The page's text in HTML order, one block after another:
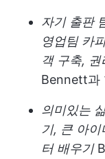
자기 출판
영업팀 카
객 구축,
Bennett과
의미있는
기, 큰 아
터 배우기